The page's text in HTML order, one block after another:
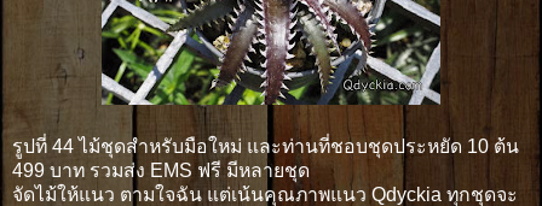
รูปที่ 44 ไม้ชุดสำหรับมือใหม่ และท่านที่ชอบชุดประหยัด 10 ต้น
499 บาท รวมส่ง EMS ฟรี มีหลายชุด
จัดไม้ให้แนว ตามใจฉัน แต่เน้นคุณภาพแนว Qdyckia ทุกชุดจะ